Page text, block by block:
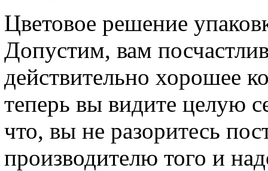
Цветовое решение
Допустим, вам
действительно хорошее
теперь вы видите целую
что, вы не разоритесь
производителю того и